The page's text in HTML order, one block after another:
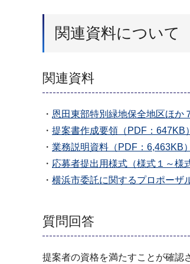
関連資料について
関連資料
・ 恩田東部特別緑地保全地区ほか
・ 提案書作成要領（PDF：647KB）
・ 業務説明資料（PDF：6,463KB）
・ 応募者提出用様式（様式１～様
・ 横浜市委託に関するプロポーザ
質問回答
提案者の資格を満たすことが確認